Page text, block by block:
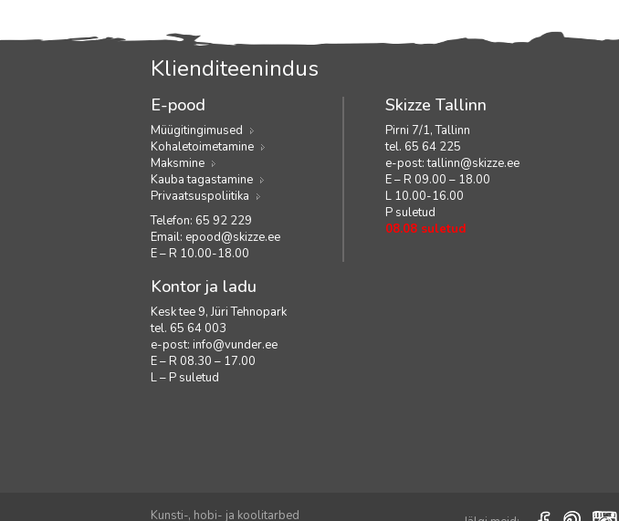
Klienditeenindus
E-pood
Müügitingimused
Kohaletoimetamine
Maksmine
Kauba tagastamine
Privaatsuspoliitika
Telefon: 65 92 229
Email: epood@skizze.ee
E – R 10.00-18.00
Skizze Tallinn
Pirni 7/1, Tallinn
tel. 65 64 225
e-post:tallinn@skizze.ee
E – R 09.00 – 18.00
L 10.00-16.00
P suletud
08.08 suletud
Kontor ja ladu
Kesk tee 9, Jüri Tehnopark
tel. 65 64 003
e-post: info@vunder.ee
E – R 08.30 – 17.00
L – P suletud
Kunsti-, hobi- ja koolitarbed